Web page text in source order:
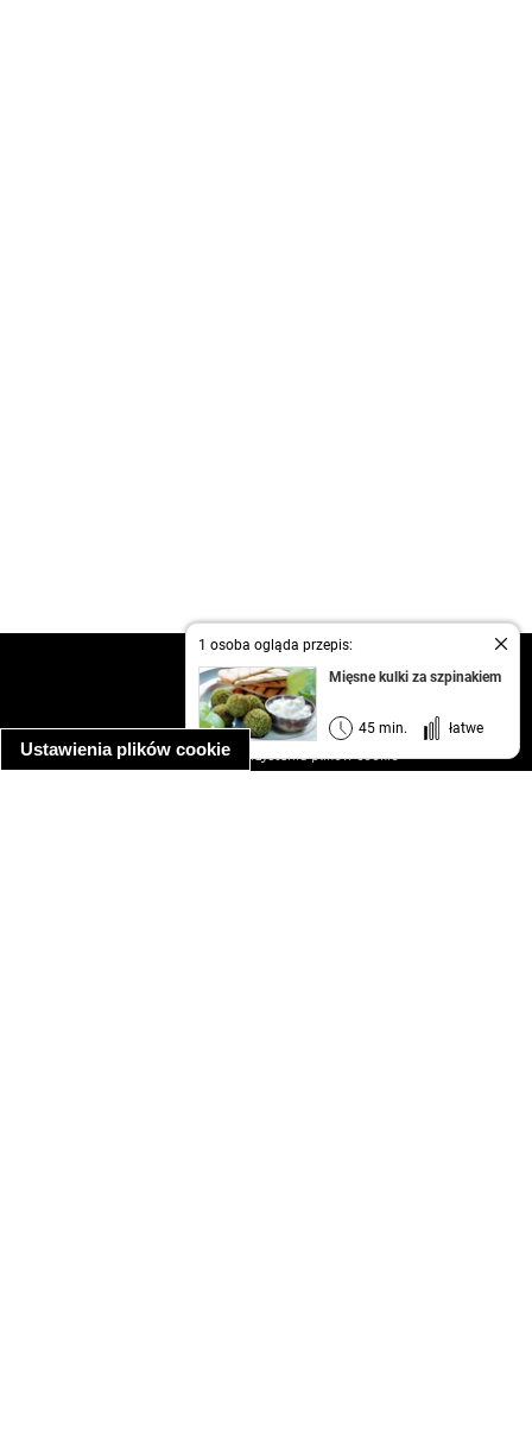
Ustawienia plików cookie
1 osoba ogląda przepis:
Mięsne kulki za szpinakiem
45 min. łatwe
kontakt
regulamin
informacja o prywatności
informacja o wykorzystaniu plików cookie